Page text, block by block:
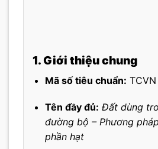
1. Giới thiệu chung
Mã số tiêu chuẩn:
Tên đầy đủ: Đất dùng
đường bộ – Phương
phần hạt